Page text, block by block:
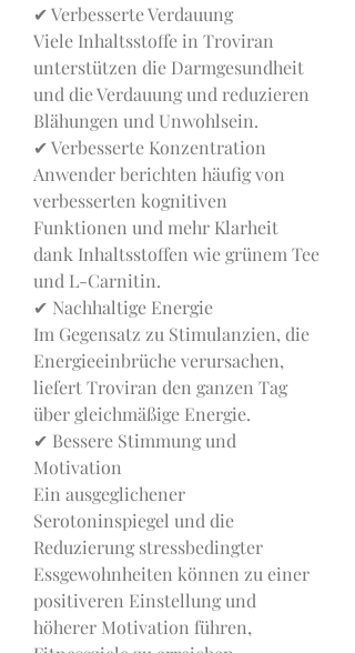
✔ Verbesserte Verdauung
Viele Inhaltsstoffe in Troviran
unterstützen die Darmgesundheit
und die Verdauung und reduzieren
Blähungen und Unwohlsein.
✔ Verbesserte Konzentration
Anwender berichten häufig von
verbesserten kognitiven
Funktionen und mehr Klarheit
dank Inhaltsstoffen wie grünem Tee
und L-Carnitin.
✔ Nachhaltige Energie
Im Gegensatz zu Stimulanzien, die
Energieeinbrüche verursachen,
liefert Troviran den ganzen Tag
über gleichmäßige Energie.
✔ Bessere Stimmung und
Motivation
Ein ausgeglichener
Serotoninspiegel und die
Reduzierung stressbedingter
Essgewohnheiten können zu einer
positiveren Einstellung und
höherer Motivation führen,